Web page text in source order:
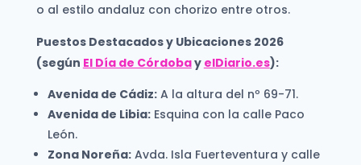
o al estilo andaluz con chorizo entre otros.
Puestos Destacados y Ubicaciones 2026
(según El Día de Córdobay elDiario.es):
Avenida de Cádiz:A la altura del nº 69-71.
Avenida de Libia:Esquina con la calle Paco
León.
Zona Noreña:Avda. Isla Fuerteventura y calle